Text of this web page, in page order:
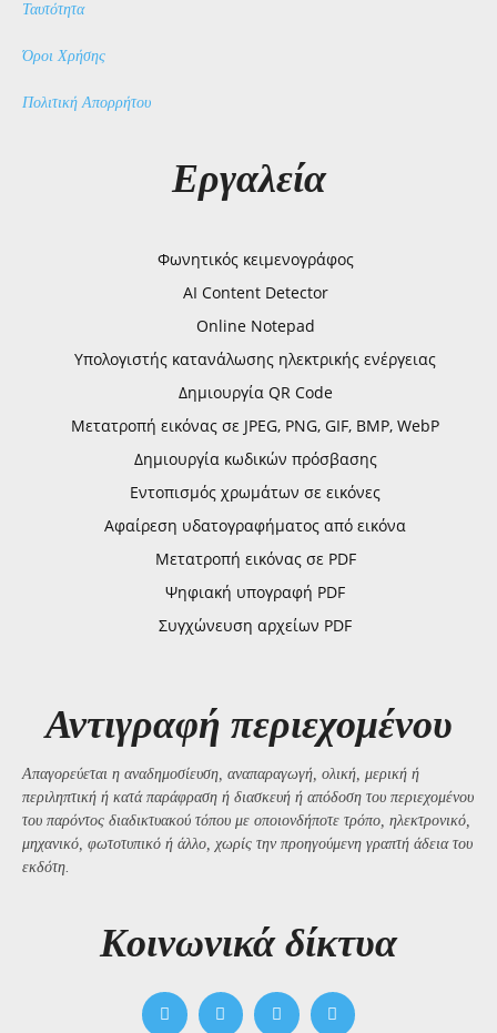
Ταυτότητα
Όροι Χρήσης
Πολιτική Απορρήτου
Εργαλεία
Φωνητικός κειμενογράφος
AI Content Detector
Online Notepad
Υπολογιστής κατανάλωσης ηλεκτρικής ενέργειας
Δημιουργία QR Code
Μετατροπή εικόνας σε JPEG, PNG, GIF, BMP, WebP
Δημιουργία κωδικών πρόσβασης
Εντοπισμός χρωμάτων σε εικόνες
Αφαίρεση υδατογραφήματος από εικόνα
Μετατροπή εικόνας σε PDF
Ψηφιακή υπογραφή PDF
Συγχώνευση αρχείων PDF
Αντιγραφή περιεχομένου
Απαγορεύεται η αναδημοσίευση, αναπαραγωγή, ολική, μερική ή
περιληπτική ή κατά παράφραση ή διασκευή ή απόδοση του περιεχομένου
του παρόντος διαδικτυακού τόπου με οποιονδήποτε τρόπο, ηλεκτρονικό,
μηχανικό, φωτοτυπικό ή άλλο, χωρίς την προηγούμενη γραπτή άδεια του
εκδότη.
Kοινωνικά δίκτυα